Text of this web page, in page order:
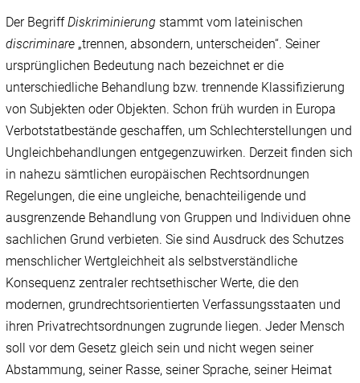
Der BegriffDiskriminierung stammt vom lateinischen
discriminare „trennen, absondern, unterscheiden“. Seiner
ursprünglichen Bedeutung nach bezeichnet er die
unterschiedliche Behandlung bzw. trennende Klassifizierung
von Subjekten oder Objekten. Schon früh wurden in Europa
Verbotstatbestände geschaffen, um Schlechterstellungen und
Ungleichbehandlungen entgegenzuwirken. Derzeit finden sich
in nahezu sämtlichen europäischen Rechtsordnungen
Regelungen, die eine ungleiche, benachteiligende und
ausgrenzende Behandlung von Gruppen und Individuen ohne
sachlichen Grund verbieten. Sie sind Ausdruck des Schutzes
menschlicher Wertgleichheit als selbstverständliche
Konsequenz zentraler rechtsethischer Werte, die den
modernen, grundrechtsorientierten Verfassungsstaaten und
ihren Privatrechtsordnungen zugrunde liegen. Jeder Mensch
soll vor dem Gesetz gleich sein und nicht wegen seiner
Abstammung, seiner Rasse, seiner Sprache, seiner Heimat